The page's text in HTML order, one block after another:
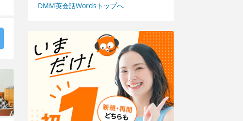
DMM英会話Wordsトップへ